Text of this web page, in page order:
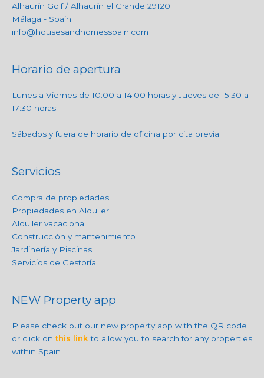
Alhaurín Golf / Alhaurín el Grande 29120
Málaga - Spain
info@housesandhomesspain.com
Horario de apertura
Lunes a Viernes de 10:00 a 14:00 horas y Jueves de 15:30 a
17:30 horas.
Sábados y fuera de horario de oficina por cita previa.
Servicios
Compra de propiedades
Propiedades en Alquiler
Alquiler vacacional
Construcción y mantenimiento
Jardinería y Piscinas
Servicios de Gestoría
NEW Property app
Please check out our new property app with the QR code
or click onthis linkto allow you to search for any properties
within Spain